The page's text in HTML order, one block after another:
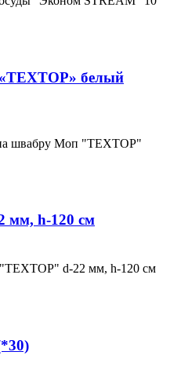
белый
на швабру Моп "ТЕХТОР"
мм, h-120 см
"ТЕХТОР" d-22 мм, h-120 см